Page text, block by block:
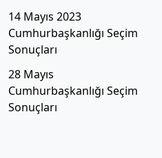
14 Mayıs 2023
Cumhurbaşkanlığı Seçim
Sonuçları
28 Mayıs
Cumhurbaşkanlığı Seçim
Sonuçları